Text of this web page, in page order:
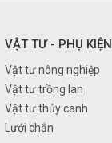
VẬT TƯ - PHỤ KIỆN
Vật tư nông nghiệp
Vật tư trồng lan
Vật tư thủy canh
Lưới chắn